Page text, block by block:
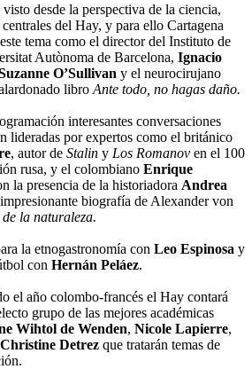
desde la perspectiva de la ciencia,
del Hay, y para ello Cartagena
tema como el director del Instituto de
Autònoma de Barcelona, Ignacio
O’Sullivan y el neurocirujano
libro Ante todo, no hagas daño.
interesantes conversaciones
lideradas por expertos como el británico
, autor de Stalin y Los Romanov en el 100
rusa, y el colombiano Enrique
la presencia de la historiadora Andrea
biografía de Alexander von
la naturaleza.
la etnogastronomía con Leo Espinosa y
con Hernán Peláez.
el año colombo-francés el Hay contará
grupo de las mejores académicas
Wihtol de Wenden, Nicole Lapierre,
Christine Detrez que tratarán temas de